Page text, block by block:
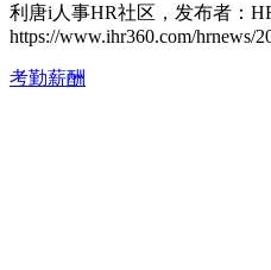
利唐i人事HR社区，发布者：
https://www.ihr360.com/hrnews/
考勤薪酬